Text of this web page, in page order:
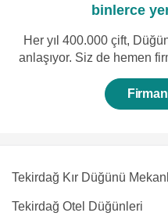
binlerce
Her yıl 400.000 çift,
anlaşıyor. Siz de hemen
Tekirdağ Kır Düğünü
Tekirdağ Otel Düğünleri